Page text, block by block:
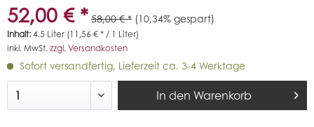
52,00 € * 58,00 € * (10,34% gespart)
Inhalt:4.5 Liter (11,56 € * / 1 Liter)
inkl. MwSt. zzgl. Versandkosten
Sofort versandfertig, Lieferzeit ca. 3-4 Werktage
In den Warenkorb